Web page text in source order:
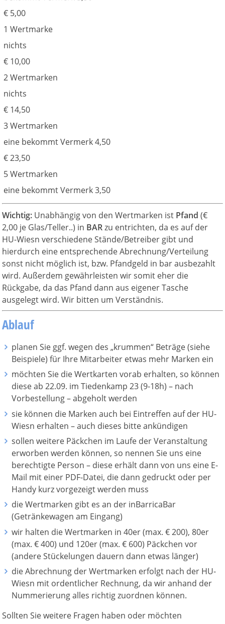
€ 5,00
1 Wertmarke
nichts
€ 10,00
2 Wertmarken
nichts
€ 14,50
3 Wertmarken
eine bekommt Vermerk 4,50
€ 23,50
5 Wertmarken
eine bekommt Vermerk 3,50
Wichtig:Unabhängig von den Wertmarken ist Pfand (€
2,00 je Glas/Teller..) in BARzu entrichten, da es auf der
HU-Wiesn verschiedene Stände/Betreiber gibt und
hierdurch eine entsprechende Abrechnung/Verteilung
sonst nicht möglich ist, bzw. Pfandgeld in bar ausbezahlt
wird. Außerdem gewährleisten wir somit eher die
Rückgabe, da das Pfand dann aus eigener Tasche
ausgelegt wird. Wir bitten um Verständnis.
Ablauf
planen Sie ggf. wegen des „krummen“ Beträge (siehe
Beispiele) für Ihre Mitarbeiter etwas mehr Marken ein
möchten Sie die Wertkarten vorab erhalten, so können
diese ab 22.09. im Tiedenkamp 23 (9-18h) – nach
Vorbestellung – abgeholt werden
sie können die Marken auch bei Eintreffen auf der HU-
Wiesn erhalten – auch dieses bitte ankündigen
sollen weitere Päckchen im Laufe der Veranstaltung
erworben werden können, so nennen Sie uns eine
berechtigte Person – diese erhält dann von uns eine E-
Mail mit einer PDF-Datei, die dann gedruckt oder per
Handy kurz vorgezeigt werden muss
die Wertmarken gibt es an der inBarricaBar
(Getränkewagen am Eingang)
wir halten die Wertmarken in 40er (max. € 200), 80er
(max. € 400) und 120er (max. € 600) Päckchen vor
(andere Stückelungen dauern dann etwas länger)
die Abrechnung der Wertmarken erfolgt nach der HU-
Wiesn mit ordentlicher Rechnung, da wir anhand der
Nummerierung alles richtig zuordnen können.
Sollten Sie weitere Fragen haben oder möchten